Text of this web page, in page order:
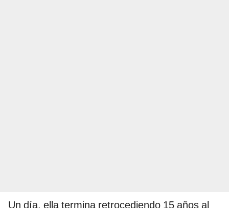
Un día, ella termina retrocediendo 15 años al